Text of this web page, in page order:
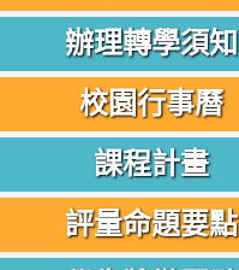
辦理轉學須知
校園行事曆
課程計畫
評量命題要點